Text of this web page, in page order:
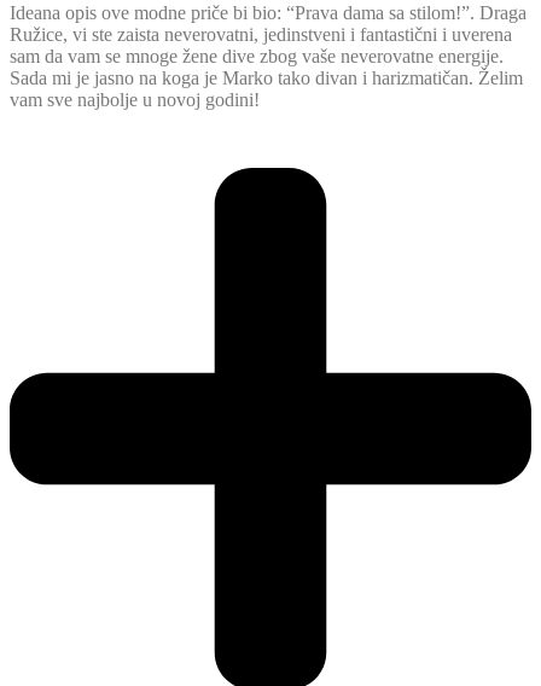
Ideana opis ove modne priče bi bio: “Prava dama sa stilom!”. Draga
Ružice, vi ste zaista neverovatni, jedinstveni i fantastični i uverena
sam da vam se mnoge žene dive zbog vaše neverovatne energije.
Sada mi je jasno na koga je Marko tako divan i harizmatičan. Želim
vam sve najbolje u novoj godini!